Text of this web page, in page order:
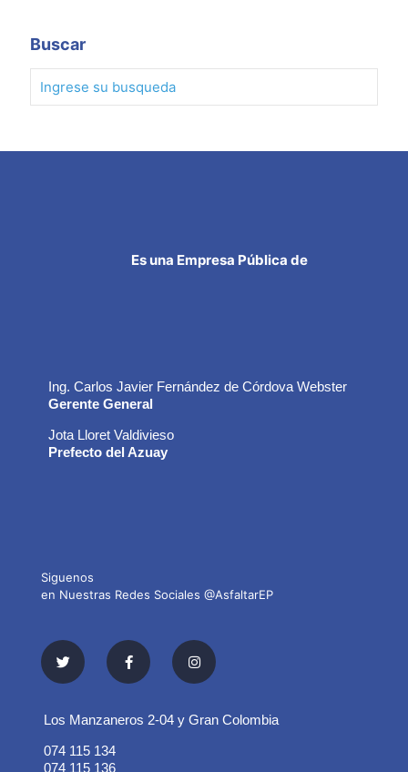
Buscar
Es una Empresa Pública de
Ing. Carlos Javier Fernández de Córdova Webster
Gerente General
Jota Lloret Valdivieso
Prefecto del Azuay
Siguenos
en Nuestras Redes Sociales @AsfaltarEP
Los Manzaneros 2-04 y Gran Colombia
074 115 134
074 115 136